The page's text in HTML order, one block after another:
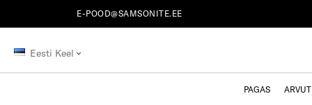
E-POOD@SAMSONITE.EE
Eesti Keel
PAGAS